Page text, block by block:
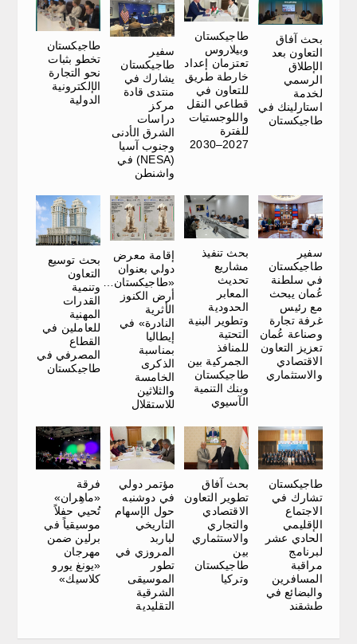
بحث آفاق
التعاون بعد
الإطلاق
الرسمي
لخدمة
استارلينك في
طاجيكستان
طاجيكستان
وبيلاروس
تعتزمان إعداد
خارطة طريق
للتعاون في
قطاعي النقل
واللوجستيات
للفترة
2027–2030
سفير
طاجيكستان
يشارك في
منتدى قادة
مركز
دراسات
الشرق الأدنى
وجنوب آسيا
(NESA) في
واشنطن
طاجيكستان
تخطو بثبات
نحو التجارة
الإلكترونية
الدولية
سفير
طاجيكستان
في سلطنة
عُمان يبحث
مع رئيس
غرفة تجارة
وصناعة عُمان
تعزيز التعاون
الاقتصادي
والاستثماري
بحث تنفيذ
مشاريع
تحديث
المعابر
الحدودية
وتطوير البنية
التحتية
للمنافذ
الجمركية بين
طاجيكستان
وبنك التنمية
الآسيوي
إقامة معرض
دولي بعنوان
«طاجيكستان…
أرض الكنوز
الأثرية
النادرة» في
إيطاليا
بمناسبة
الذكرى
الخامسة
والثلاثين
للاستقلال
بحث توسيع
التعاون
وتنمية
القدرات
المهنية
للعاملين في
القطاع
المصرفي في
طاجيكستان
طاجيكستان
تشارك في
الاجتماع
الإقليمي
الحادي عشر
لبرنامج
مراقبة
المسافرين
والبضائع في
طشقند
بحث آفاق
تطوير التعاون
الاقتصادي
والتجاري
والاستثماري
بين
طاجيكستان
وتركيا
مؤتمر دولي
في دوشنبه
حول الإسهام
التاريخي
لباربد
المروزي في
تطور
الموسيقى
الشرقية
التقليدية
فرقة
«ماهِران»
تُحيي حفلاً
موسيقياً في
برلين ضمن
مهرجان
«يونغ يورو
كلاسيك»